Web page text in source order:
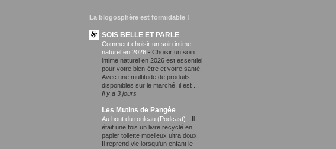
La blogosphère est formidable !
SOIS BELLE ET PARLE
Comment choisir un soin intime
naturel en 2026 - Choisir un soin
intime naturel en 2026 est essentiel
pour votre bien-être et votre santé.
Avec une multitude de produits
disponibles sur le marché, il est ...
Il y a 3 jours
Les Mutins de Pangée
Au bout du rouleau (Podcast) - Il
était une fois un livre recyclé en
papier toilette moelleux ultra doux.
Il reprend vie lorsqu'un enfant le